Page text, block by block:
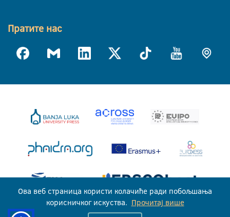
Пратите нас
Ова веб страница користи колачиће ради побољшања
корисничког искуства. Прочитај више